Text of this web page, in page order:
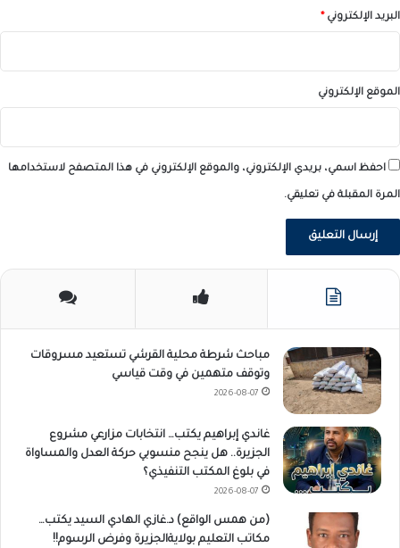
البريد الإلكتروني *
الموقع الإلكتروني
احفظ اسمي، بريدي الإلكتروني، والموقع الإلكتروني في هذا المتصفح لاستخدامها
المرة المقبلة في تعليقي.
مباحث شرطة محلية القرشي تستعيد مسروقات
وتوقف متهمين في وقت قياسي
2026-08-07
غاندي إبراهيم يكتب… انتخابات مزارعي مشروع
الجزيرة.. هل ينجح منسوبي حركة العدل والمساواة
في بلوغ المكتب التنفيذي؟
2026-08-07
(من همس الواقع) د.غازي الهادي السيد يكتب…
مكاتب التعليم بولايةالجزيرة وفرض الرسوم!!